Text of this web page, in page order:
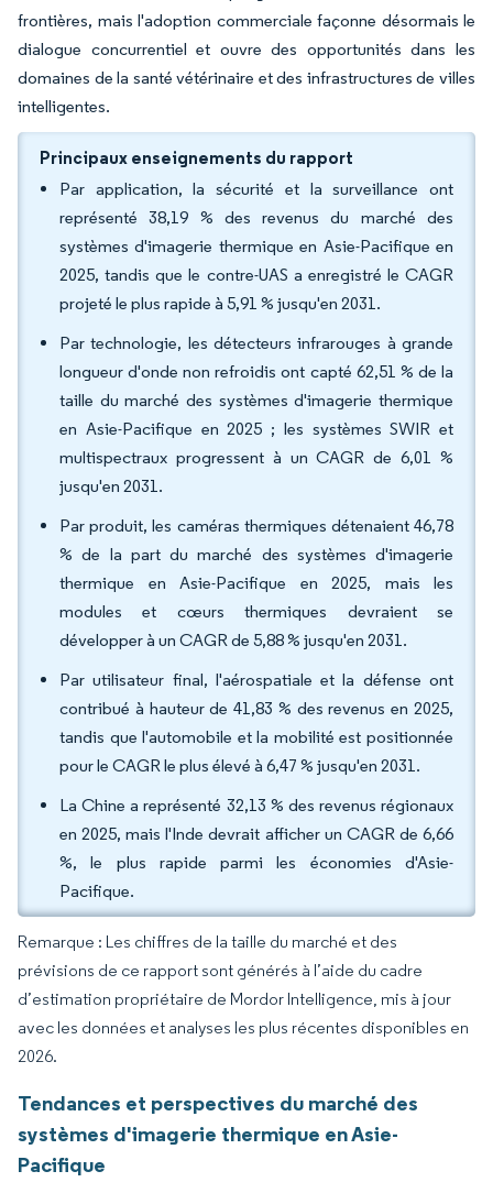
frontières, mais l'adoption commerciale façonne désormais le
dialogue concurrentiel et ouvre des opportunités dans les
domaines de la santé vétérinaire et des infrastructures de villes
intelligentes.
Principaux enseignements du rapport
Par application, la sécurité et la surveillance ont
représenté 38,19 % des revenus du marché des
systèmes d'imagerie thermique en Asie-Pacifique en
2025, tandis que le contre-UAS a enregistré le CAGR
projeté le plus rapide à 5,91 % jusqu'en 2031.
Par technologie, les détecteurs infrarouges à grande
longueur d'onde non refroidis ont capté 62,51 % de la
taille du marché des systèmes d'imagerie thermique
en Asie-Pacifique en 2025 ; les systèmes SWIR et
multispectraux progressent à un CAGR de 6,01 %
jusqu'en 2031.
Par produit, les caméras thermiques détenaient 46,78
% de la part du marché des systèmes d'imagerie
thermique en Asie-Pacifique en 2025, mais les
modules et cœurs thermiques devraient se
développer à un CAGR de 5,88 % jusqu'en 2031.
Par utilisateur final, l'aérospatiale et la défense ont
contribué à hauteur de 41,83 % des revenus en 2025,
tandis que l'automobile et la mobilité est positionnée
pour le CAGR le plus élevé à 6,47 % jusqu'en 2031.
La Chine a représenté 32,13 % des revenus régionaux
en 2025, mais l'Inde devrait afficher un CAGR de 6,66
%, le plus rapide parmi les économies d'Asie-
Pacifique.
Remarque : Les chiffres de la taille du marché et des
prévisions de ce rapport sont générés à l’aide du cadre
d’estimation propriétaire de Mordor Intelligence, mis à jour
avec les données et analyses les plus récentes disponibles en
2026.
Tendances et perspectives du marché des
systèmes d'imagerie thermique en Asie-
Pacifique